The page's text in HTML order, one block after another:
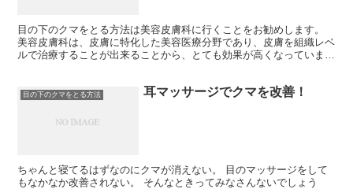
目の下のクマをとる方法は美容皮膚科に行くことをお勧めします。
美容皮膚科は、皮膚に特化した美容医療分野であり、皮膚を組織レベ
ルで治療することが出来ることから、とても効果が高くなっていま
目の下のクマをとる方法 耳マッサージでクマを改善！
ちゃんと寝てるはずなのにクマが消えない。 目のマッサージをして
もなかなか改善されない。 そんなときってみなさんないでしょう